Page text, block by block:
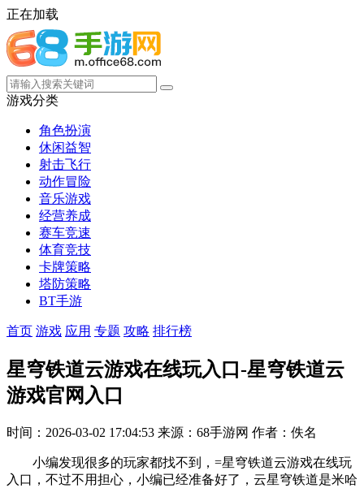
正在加载
游戏分类
角色扮演
休闲益智
射击飞行
动作冒险
音乐游戏
经营养成
赛车竞速
体育竞技
卡牌策略
塔防策略
BT手游
首页 游戏 应用 专题 攻略 排行榜
星穹铁道云游戏在线玩入口-星穹铁道云
游戏官网入口
时间：2026-03-02 17:04:53 来源：68手游网 作者：佚名
小编发现很多的玩家都找不到，=星穹铁道云游戏在线玩
入口，不过不用担心，小编已经准备好了，云星穹铁道是米哈